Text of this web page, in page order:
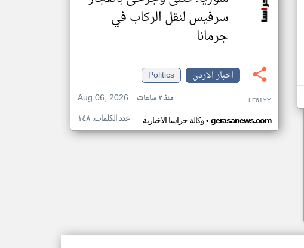
سرفيس لنقل الركاب في
جرمانا
اخبار الاردن
Politics
Aug 06, 2026
منذ ٣ ساعات LF61YY
وكالة جراسا الاخبارية• gerasanews.com عدد الكلمات: ١٤٨